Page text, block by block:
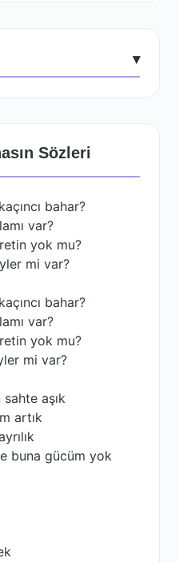
▾
Sözleri
bahar?
var?
yok mu?
mi var?
bahar?
var?
yok mu?
mi var?
sahte aşık
artık
buna gücüm yok